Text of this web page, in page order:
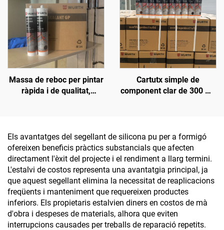
Massa de reboc per pintar
ràpida i de qualitat,
Cartutx simple de
component clar de 300 ml,
Els avantatges del segellant de silicona pu per a formigó
ofereixen beneficis pràctics substancials que afecten
directament l'èxit del projecte i el rendiment a llarg termini.
L'estalvi de costos representa una avantatgia principal, ja
que aquest segellant elimina la necessitat de reaplicacions
freqüents i manteniment que requereixen productes
inferiors. Els propietaris estalvien diners en costos de mà
d'obra i despeses de materials, alhora que eviten
interrupcions causades per treballs de reparació repetits.